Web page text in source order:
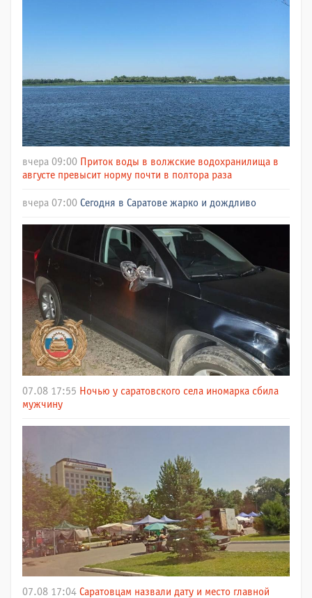
вчера 09:00 Приток воды в волжские водохранилища в
августе превысит норму почти в полтора раза
вчера 07:00 Сегодня в Саратове жарко и дождливо
07.08 17:55 Ночью у саратовского села иномарка сбила
мужчину
07.08 17:04 Саратовцам назвали дату и место главной